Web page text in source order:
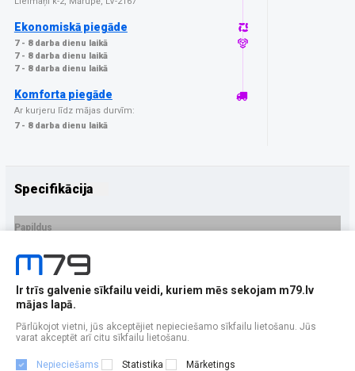
Ekonomiskā piegāde
7 - 8 darba dienu laikā
7 - 8 darba dienu laikā
7 - 8 darba dienu laikā
Komforta piegāde
Ar kurjeru līdz mājas durvīm:
7 - 8 darba dienu laikā
Specifikācija
Papildus
Ražotājs
PRECES APRAKSTS
EAN - 5903108653657
Ir trīs galvenie sīkfailu veidi, kuriem mēs sekojam m79.lv
mājas lapā.
Pārlūkojot vietni, jūs akceptējiet nepieciešamo sīkfailu lietošanu. Jūs
varat akceptēt arī citu sīkfailu lietošanu.
Nepieciešams Statistika Mārketings